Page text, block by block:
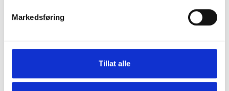
Markedsføring
Tillat alle